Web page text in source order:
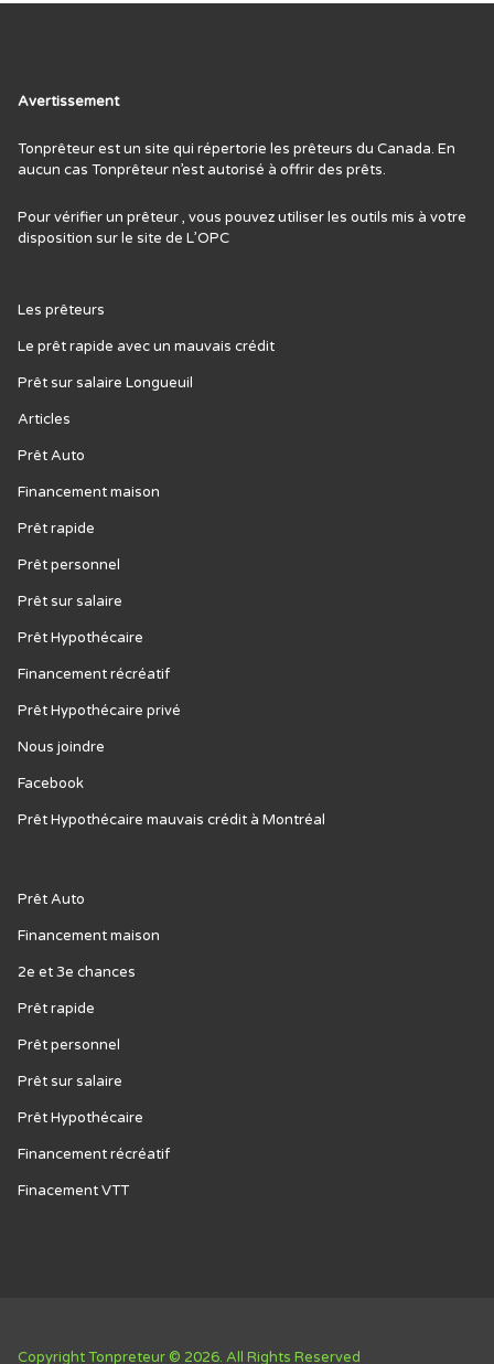
Avertissement
Tonprêteur est un site qui répertorie les prêteurs du Canada. En
aucun cas Tonprêteur n’est autorisé à offrir des prêts.
Pour vérifier un prêteur , vous pouvez utiliser les outils mis à votre
disposition sur le site de L’OPC
Les prêteurs
Le prêt rapide avec un mauvais crédit
Prêt sur salaire Longueuil
Articles
Prêt Auto
Financement maison
Prêt rapide
Prêt personnel
Prêt sur salaire
Prêt Hypothécaire
Financement récréatif
Prêt Hypothécaire privé
Nous joindre
Facebook
Prêt Hypothécaire mauvais crédit à Montréal
Prêt Auto
Financement maison
2e et 3e chances
Prêt rapide
Prêt personnel
Prêt sur salaire
Prêt Hypothécaire
Financement récréatif
Finacement VTT
Copyright Tonpreteur © 2026. All Rights Reserved